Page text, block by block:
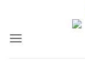
springen